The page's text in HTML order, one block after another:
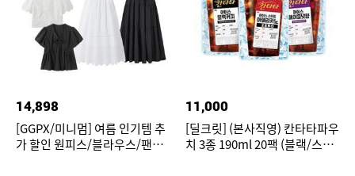
14,898
[GGPX/미니멈] 여름 인기템 추
가 할인 원피스/블라우스/팬츠
11,000
[딜크릿] (본사직영) 칸타타파우
치 3종 190ml 20팩 (블랙/스위